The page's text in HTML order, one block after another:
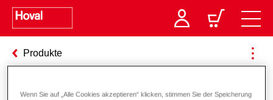
Produkte
Wenn Sie auf „Alle Cookies akzeptieren“ klicken, stimmen Sie der Speicherung